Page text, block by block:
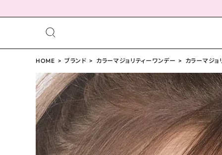
ログイン person 会員登録
HOME ブランド カラーマジョリティーワンデー カラーマジ